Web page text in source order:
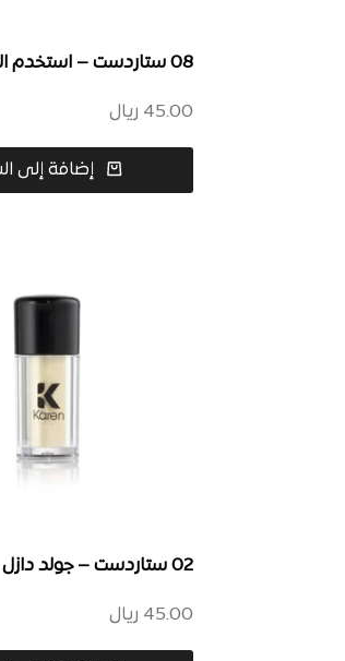
08 ستاردست – استخدم الحقيقة
45.00 ريال
إضافة إلى
02 ستاردست – جولد دازل
45.00 ريال